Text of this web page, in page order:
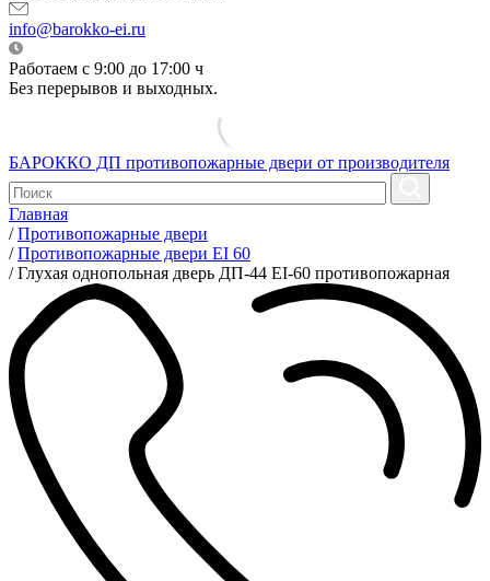
info@barokko-ei.ru
Работаем с 9:00 до 17:00 ч
Без перерывов и выходных.
БАРОККО ДП противопожарные двери от производителя
Главная
/ Противопожарные двери
/ Противопожарные двери EI 60
/ Глухая однопольная дверь ДП-44 EI-60 противопожарная